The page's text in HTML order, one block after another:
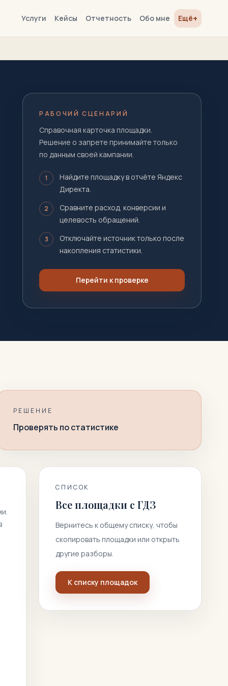
Услуги Кейсы Отчетность Обо мне Ещё+
РАБОЧИЙ СЦЕНАРИЙ
Справочная карточка площадки.
Решение о запрете принимайте только
по данным своей кампании.
1
Найдите площадку в отчёте Яндекс
Директа.
2
Сравните расход, конверсии и
целевость обращений.
3
Отключайте источник только после
накопления статистики.
Перейти к проверке
РЕШЕНИЕ
Проверять по статистике
СПИСОК
Все площадки с ГДЗ
Вернитесь к общему списку, чтобы
скопировать площадки или открыть
другие разборы.
К списку площадок